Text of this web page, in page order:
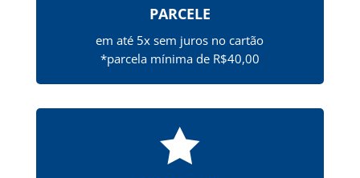
PARCELE
em até 5x sem juros no cartão
*parcela mínima de R$40,00
